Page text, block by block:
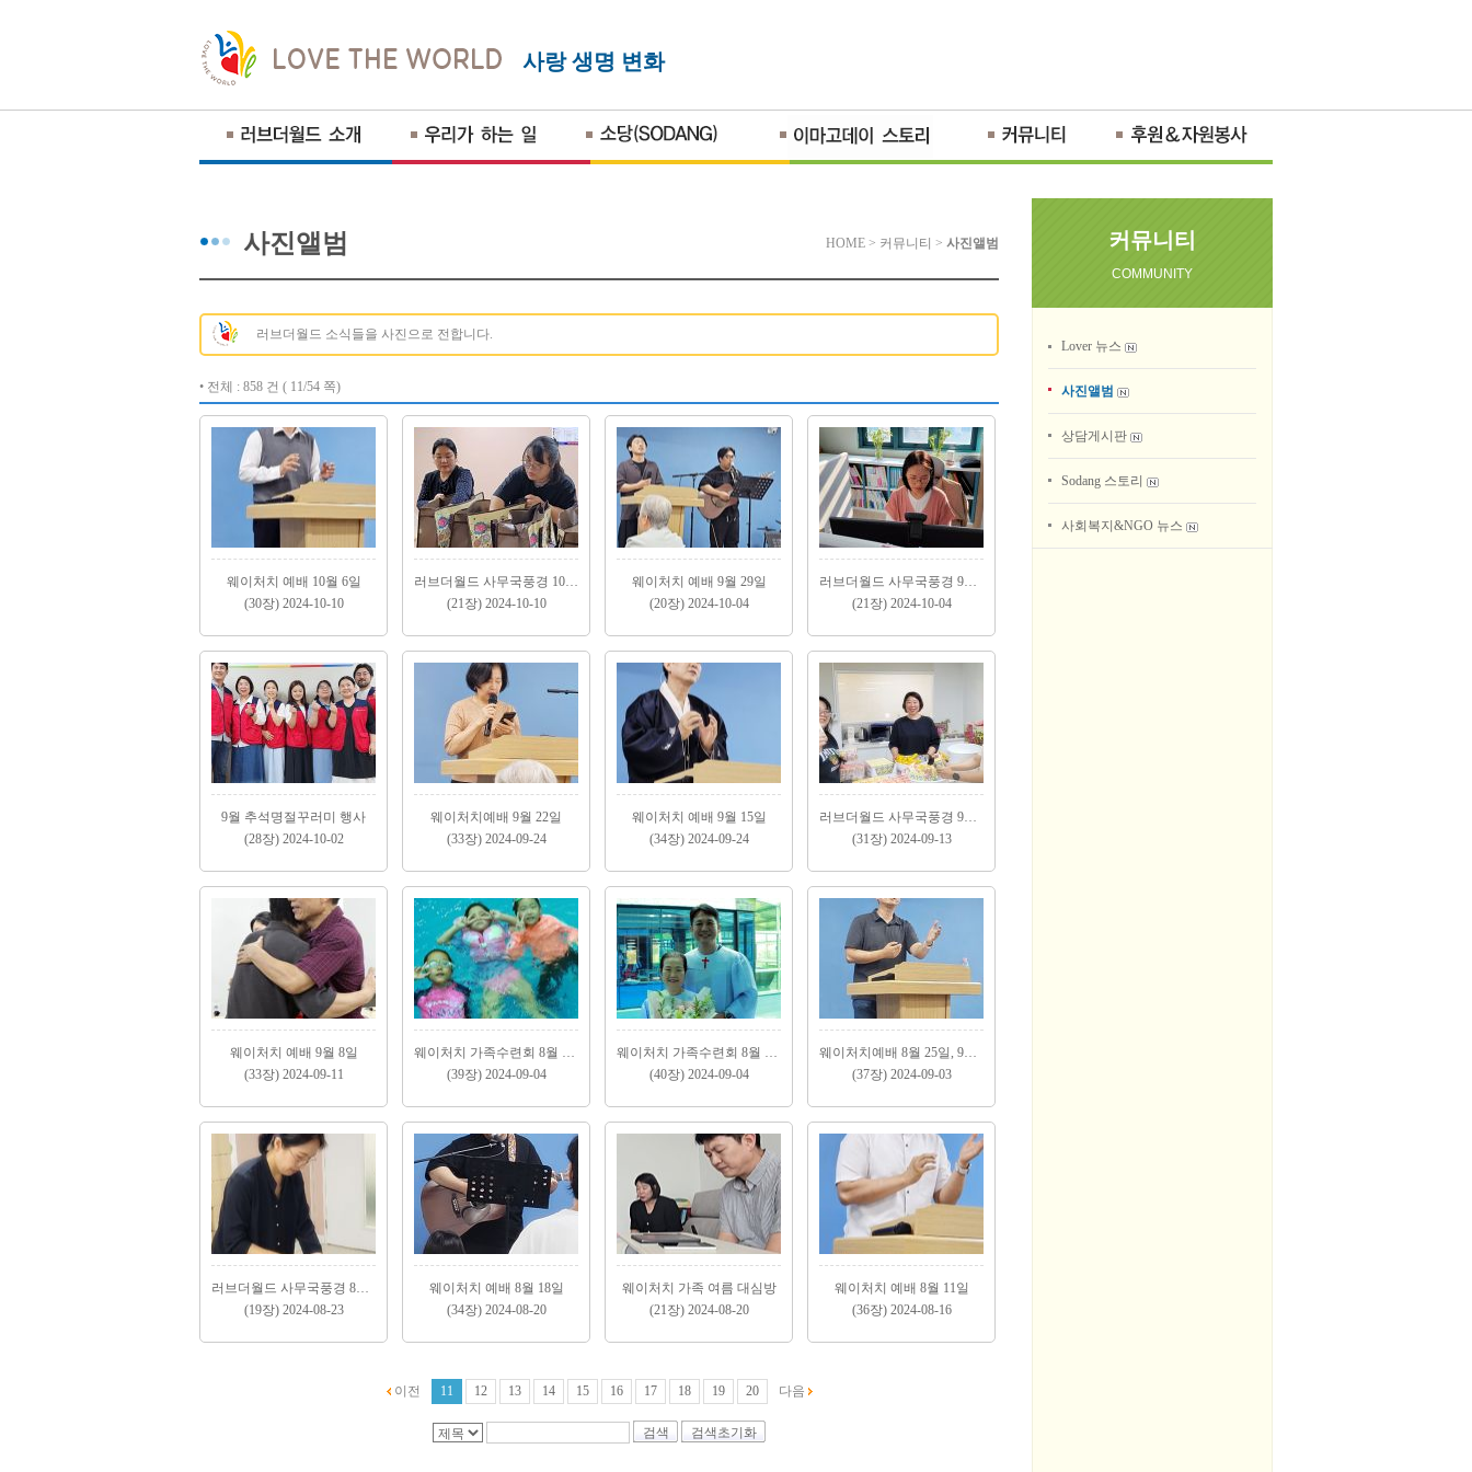
사랑 생명 변화
커뮤니티
COMMUNITY
Lover 뉴스
사진앨범
상담게시판
Sodang 스토리
사회복지&NGO 뉴스
HOME > 커뮤니티 > 사진앨범
사진앨범
러브더월드 소식들을 사진으로 전합니다.
• 전체 : 858 건 ( 11/54 쪽)
웨이처치 예배 10월 6일
(30장) 2024-10-10
러브더월드 사무국풍경 10월 둘째주
(21장) 2024-10-10
웨이처치 예배 9월 29일
(20장) 2024-10-04
러브더월드 사무국풍경 9월 넷째주, 10월 첫째주..
(21장) 2024-10-04
9월 추석명절꾸러미 행사
(28장) 2024-10-02
웨이처치예배 9월 22일
(33장) 2024-09-24
웨이처치 예배 9월 15일
(34장) 2024-09-24
러브더월드 사무국풍경 9월 첫째,둘째주..
(31장) 2024-09-13
웨이처치 예배 9월 8일
(33장) 2024-09-11
웨이처치 가족수련회 8월 25일 2
(39장) 2024-09-04
웨이처치 가족수련회 8월 25일 1
(40장) 2024-09-04
웨이처치예배 8월 25일, 9월 1일
(37장) 2024-09-03
러브더월드 사무국풍경 8월 넷째주
(19장) 2024-08-23
웨이처치 예배 8월 18일
(34장) 2024-08-20
웨이처치 가족 여름 대심방
(21장) 2024-08-20
웨이처치 예배 8월 11일
(36장) 2024-08-16
이전 11 12 13 14 15 16 17 18 19 20 다음
검색 검색초기화